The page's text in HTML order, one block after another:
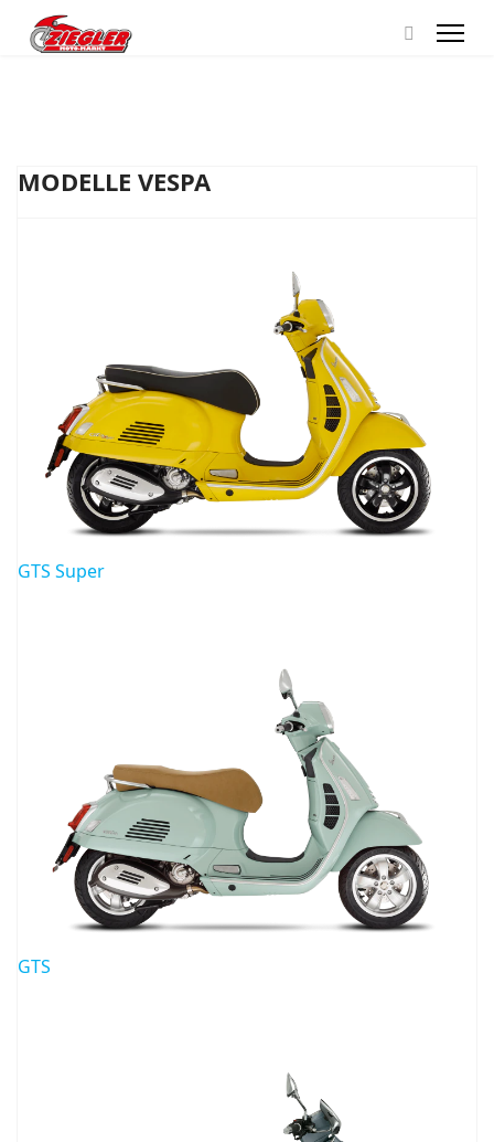
MODELLE VESPA
GTS Super
GTS